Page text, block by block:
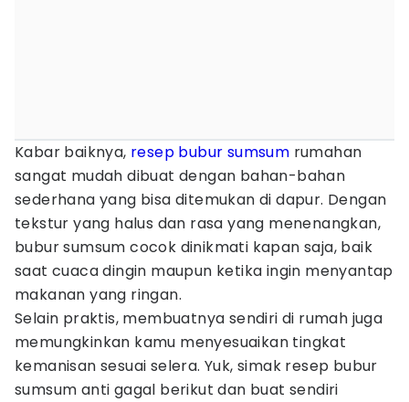
Kabar baiknya, resep bubur sumsum rumahan
sangat mudah dibuat dengan bahan-bahan
sederhana yang bisa ditemukan di dapur. Dengan
tekstur yang halus dan rasa yang menenangkan,
bubur sumsum cocok dinikmati kapan saja, baik
saat cuaca dingin maupun ketika ingin menyantap
makanan yang ringan.
Selain praktis, membuatnya sendiri di rumah juga
memungkinkan kamu menyesuaikan tingkat
kemanisan sesuai selera. Yuk, simak resep bubur
sumsum anti gagal berikut dan buat sendiri